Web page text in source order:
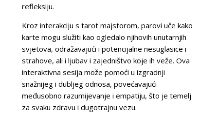
refleksiju.
Kroz interakciju s tarot majstorom, parovi uče kako
karte mogu služiti kao ogledalo njihovih unutarnjih
svjetova, odražavajući i potencijalne nesuglasice i
strahove, ali i ljubav i zajedništvo koje ih veže. Ova
interaktivna sesija može pomoći u izgradnji
snažnijeg i dubljeg odnosa, povećavajući
međusobno razumijevanje i empatiju, što je temelj
za svaku zdravu i dugotrajnu vezu.